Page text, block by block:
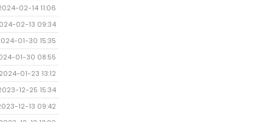
02-14 11:06
02-13 09:34
01-30 15:35
01-30 08:55
2024-01-23 13:12
12-25 15:34
12-13 09:42